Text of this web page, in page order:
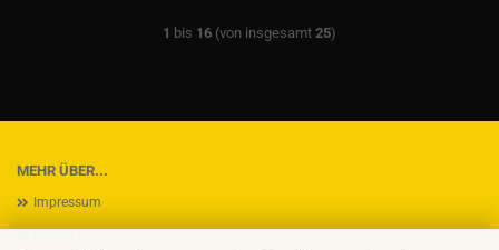
1 bis 16 (von insgesamt 25)
MEHR ÜBER...
Impressum